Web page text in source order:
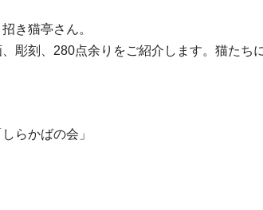
き猫亭さん。
彫刻、280点余りをご紹介します。猫たち
らかばの会」